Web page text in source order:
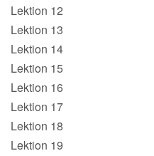
Lektion 12
Lektion 13
Lektion 14
Lektion 15
Lektion 16
Lektion 17
Lektion 18
Lektion 19